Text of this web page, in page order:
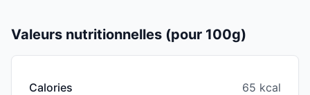
Valeurs nutritionnelles (pour 100g)
Calories 65 kcal